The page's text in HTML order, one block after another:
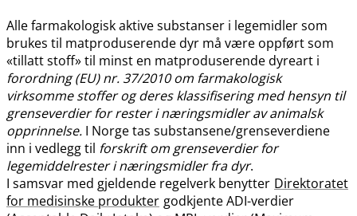
Alle farmakologisk aktive substanser i legemidler som
brukes til matproduserende dyr må være oppført som
«tillatt stoff» til minst en matproduserende dyreart i
forordning (EU) nr. 37/2010 om farmakologisk
virksomme stoffer og deres klassifisering med hensyn til
grenseverdier for rester i næringsmidler av animalsk
opprinnelse. I Norge tas substansene​/​grenseverdiene
inn i vedlegg til forskrift om grenseverdier for
legemiddelrester i næringsmidler fra dyr.
I samsvar med gjeldende regelverk benytter Direktoratet
for medisinske produkter godkjente ADI-verdier